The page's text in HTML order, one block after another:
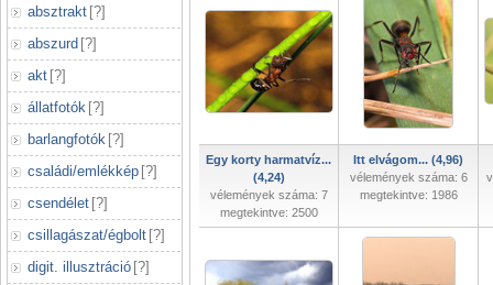
absztrakt [?]
abszurd [?]
akt [?]
állatfotók [?]
barlangfotók [?]
családi/emlékkép [?]
csendélet [?]
csillagászat/égbolt [?]
digit. illusztráció [?]
Egy korty harmatvíz...
(4,24)
vélemények száma: 7
megtekintve: 2500
Itt elvágom... (4,96)
vélemények száma: 6
megtekintve: 1986